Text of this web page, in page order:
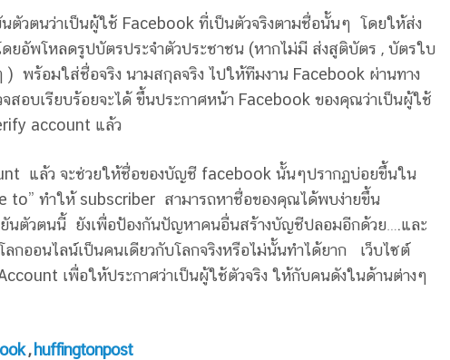
ตัวตนว่าเป็นผู้ใช้ Facebook ที่เป็นตัวจริงตามชื่อนั้นๆ โดยให้ส่ง
ยอัพโหลดรูปบัตรประจำตัวประชาชน (หากไม่มี ส่งสูติบัตร , บัตรใบ
) พร้อมใส่ชื่อจริง นามสกุลจริง ไปให้ทีมงาน Facebook ผ่านทาง
สอบเรียบร้อยจะได้ ขึ้นประกาศหน้า Facebook ของคุณว่าเป็นผู้ใช้
account แล้ว
แล้ว จะช่วยให้ชื่อของบัญชี facebook นั้นๆปรากฏบ่อยขึ้นใน
to” ทำให้ subscriber สามารถหาชื่อของคุณได้พบง่ายขึ้น
ยันตัวตนนี้ ยังเพื่อป้องกันปัญหาคนอื่นสร้างบัญชีปลอมอีกด้วย….และ
กออนไลน์เป็นคนเดียวกับโลกจริงหรือไม่นั้นทำได้ยาก เว็บไซต์
เพื่อให้ประกาศว่าเป็นผู้ใช้ตัวจริง ให้กับคนดังในด้านต่างๆ
, huffingtonpost